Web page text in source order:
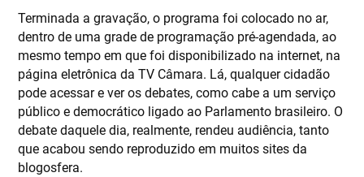
Terminada a gravação, o programa foi colocado no ar,
dentro de uma grade de programação pré-agendada, ao
mesmo tempo em que foi disponibilizado na internet, na
página eletrônica da TV Câmara. Lá, qualquer cidadão
pode acessar e ver os debates, como cabe a um serviço
público e democrático ligado ao Parlamento brasileiro. O
debate daquele dia, realmente, rendeu audiência, tanto
que acabou sendo reproduzido em muitos sites da
blogosfera.